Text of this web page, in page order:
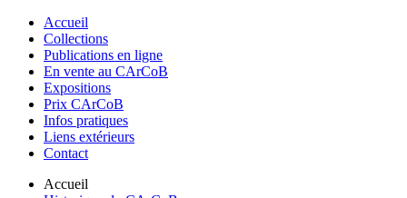
Accueil
Collections
Publications en ligne
En vente au CArCoB
Expositions
Prix CArCoB
Infos pratiques
Liens extérieurs
Contact
Accueil